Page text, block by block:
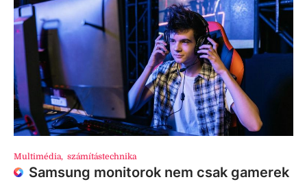
Multimédia, számítástechnika
Samsung monitorok nem csak gamerek